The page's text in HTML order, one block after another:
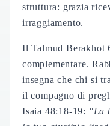
struttura: grazia
irraggiamento.
Il Talmud Berakhot
complementare.
insegna che chi si
il compagno di
Isaia 48:18-19: "La